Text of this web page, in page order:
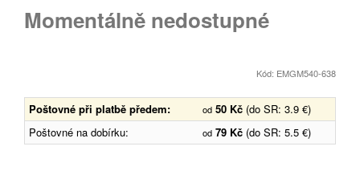
Momentálně nedostupné
Kód: EMGM540-638
Poštovné při platbě předem: od 50 Kč (do SR: 3.9 €)
Poštovné na dobírku:
od 79 Kč (do SR: 5.5 €)